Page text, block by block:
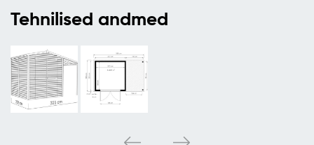
Tehnilised andmed